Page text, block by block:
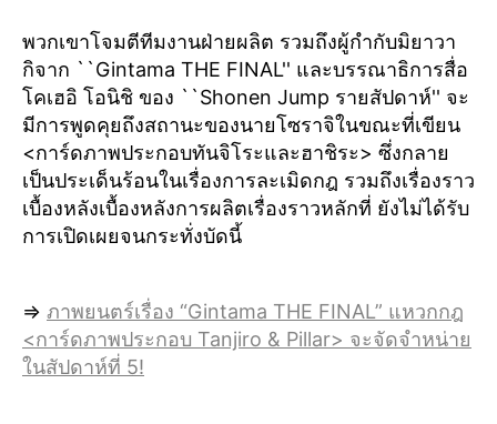
พวกเขาโจมตีทีมงานฝ่ายผลิต รวมถึงผู้กำกับมิยาวา
กิจาก ``Gintama THE FINAL'' และบรรณาธิการสื่อ
โคเฮอิ โอนิชิ ของ ``Shonen Jump รายสัปดาห์'' จะ
มีการพูดคุยถึงสถานะของนายโซราจิในขณะที่เขียน
<การ์ดภาพประกอบทันจิโระและฮาชิระ> ซึ่งกลาย
เป็นประเด็นร้อนในเรื่องการละเมิดกฎ รวมถึงเรื่องราว
เบื้องหลังเบื้องหลังการผลิตเรื่องราวหลักที่ ยังไม่ได้รับ
การเปิดเผยจนกระทั่งบัดนี้
⇒ ภาพยนตร์เรื่อง “Gintama THE FINAL” แหวกกฎ
<การ์ดภาพประกอบ Tanjiro & Pillar> จะจัดจำหน่าย
ในสัปดาห์ที่ 5!